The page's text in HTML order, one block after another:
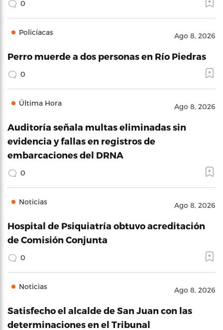
0
Policíacas Ago 8, 2026
Perro muerde a dos personas en Río Piedras
0
Última Hora Ago 8, 2026
Auditoría señala multas eliminadas sin
evidencia y fallas en registros de
embarcaciones del DRNA
0
Noticias Ago 8, 2026
Hospital de Psiquiatría obtuvo acreditación
de Comisión Conjunta
0
Noticias Ago 8, 2026
Satisfecho el alcalde de San Juan con las
determinaciones en el Tribunal